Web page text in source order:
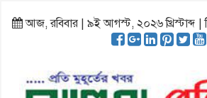
আজ, রবিবার | ৯ই আগস্ট, ২০২৬ খ্রিস্টাব্দ